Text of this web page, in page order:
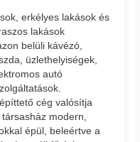
erkélyes lakások és
lakások
belüli kávézó,
üzlethelyiségek,
autó
cég valósítja
modern,
épül, beleértve a